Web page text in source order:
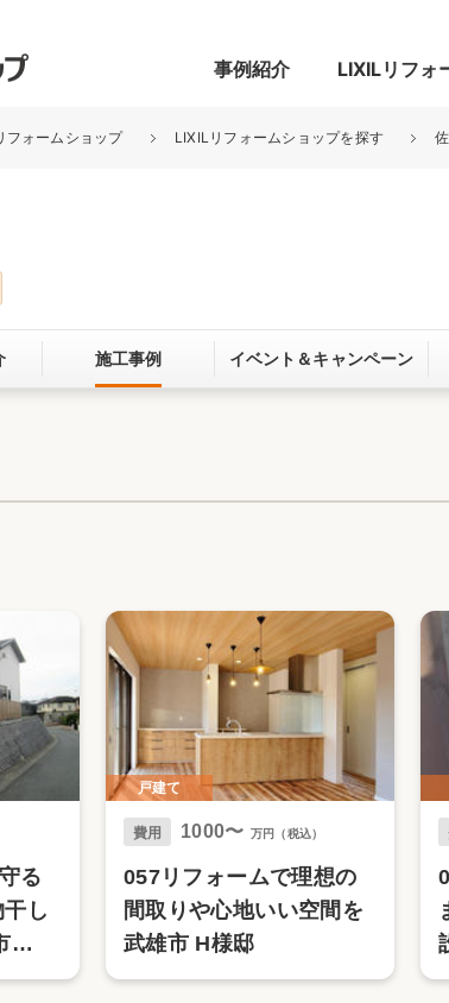
事例紹介
トイレ 玄関まわり
ガーデンスペース カースペース
3Dシミュレーション
LIXILリフォ
プについて
の取り組み お客さま満足度アンケート
ュ® ライフスタイルコンパス
上リフォームをワン
フォームショップ LIXILリフォームショップを探す
施工事例 イベント＆キャンペーン
る
し
、フ
戸建て
費用 1000〜 万円（税込）
057リフォームで理想の
間取りや心地いい空間を
武雄市 H様邸